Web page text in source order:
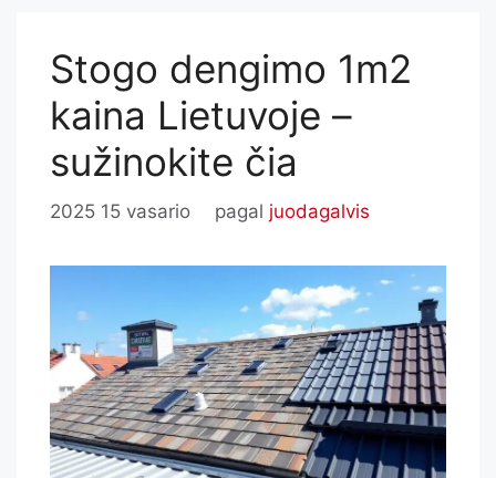
Stogo dengimo 1m2
kaina Lietuvoje –
sužinokite čia
2025 15 vasario pagal juodagalvis